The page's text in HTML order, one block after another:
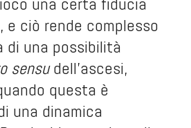
e ciò rende complesso
di una possibilità
sensudell’ascesi,
questa è
una dinamica